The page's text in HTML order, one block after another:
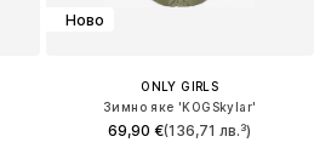
Ново
ONLY GIRLS
Зимно яке 'KOGSkylar'
69,90 €(136,71 лв.³)